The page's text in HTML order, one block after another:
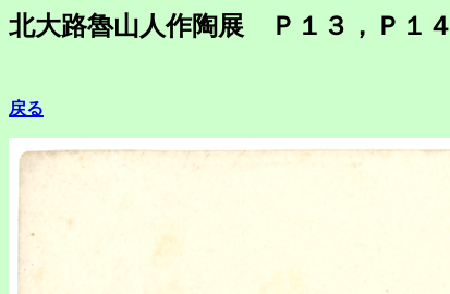
北大路魯山人作陶展 Ｐ１３，Ｐ１４
戻る